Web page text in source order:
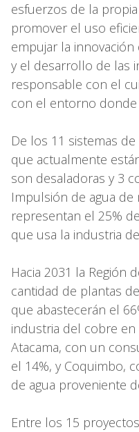
esfuerzos de la
promover el uso
empujar la
y el desarrollo de las
responsable con el
con el entorno donde
De los 11 sistemas
que actualmente
son desaladoras y 3
Impulsión de agua
representan el 25%
que usa la industria
Hacia 2031 la Región
cantidad de plantas
que abastecerán el
industria del cobre en
Atacama, con un
el 14%, y Coquimbo,
de agua proveniente
Entre los 15